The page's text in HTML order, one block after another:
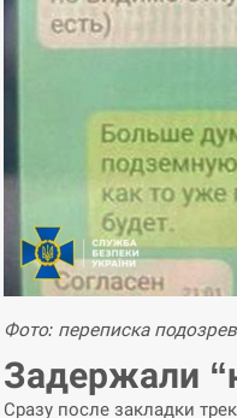
Фото: переписка
Задержали
Сразу после закладки